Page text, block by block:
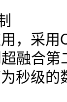
，采
融合
秒级的